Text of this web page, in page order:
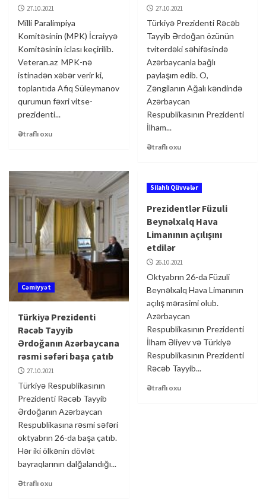
27.10.2021
Milli Paralimpiya
Komitəsinin (MPK) İcraiyyə
Komitəsinin iclası keçirilib.
Veteran.az MPK-nə
istinadən xəbər verir ki,
toplantıda Afiq Süleymanov
qurumun fəxri vitse-
prezidenti...
Ətraflı oxu
27.10.2021
Türkiyə Prezidenti Rəcəb
Tayyib Ərdoğan özünün
tviterdəki səhifəsində
Azərbaycanla bağlı
paylaşım edib. O,
Zəngilanın Ağalı kəndində
Azərbaycan
Respublikasının Prezidenti
İlham...
Ətraflı oxu
Cəmiyyət
Türkiyə Prezidenti
Rəcəb Tayyib
Ərdoğanın Azərbaycana
rəsmi səfəri başa çatıb
27.10.2021
Türkiyə Respublikasının
Prezidenti Rəcəb Tayyib
Ərdoğanın Azərbaycan
Respublikasına rəsmi səfəri
oktyabrın 26-da başa çatıb.
Hər iki ölkənin dövlət
bayraqlarının dalğalandığı...
Ətraflı oxu
Silahlı Qüvvələr
Prezidentlər Füzuli
Beynəlxalq Hava
Limanının açılışını
etdilər
26.10.2021
Oktyabrın 26-da Füzuli
Beynəlxalq Hava Limanının
açılış mərasimi olub.
Azərbaycan
Respublikasının Prezidenti
İlham Əliyev və Türkiyə
Respublikasının Prezidenti
Rəcəb Tayyib...
Ətraflı oxu